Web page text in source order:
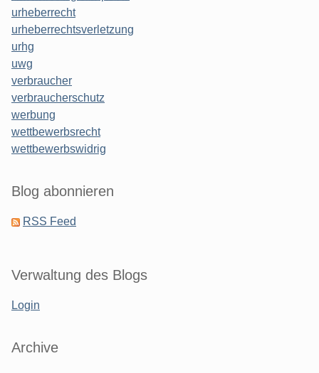
urheberrecht
urheberrechtsverletzung
urhg
uwg
verbraucher
verbraucherschutz
werbung
wettbewerbsrecht
wettbewerbswidrig
Blog abonnieren
RSS Feed
Verwaltung des Blogs
Login
Archive